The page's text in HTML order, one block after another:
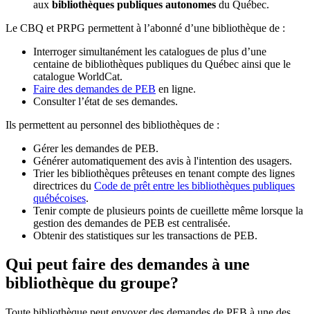
aux bibliothèques publiques autonomes du Québec.
Le CBQ et PRPG permettent à l’abonné d’une bibliothèque de :
Interroger simultanément les catalogues de plus d’une
centaine de bibliothèques publiques du Québec ainsi que le
catalogue WorldCat.
Faire des demandes de PEB en ligne.
Consulter l’état de ses demandes.
Ils permettent au personnel des bibliothèques de :
Gérer les demandes de PEB.
Générer automatiquement des avis à l'intention des usagers.
Trier les bibliothèques prêteuses en tenant compte des lignes
directrices du Code de prêt entre les bibliothèques publiques
québécoises.
Tenir compte de plusieurs points de cueillette même lorsque la
gestion des demandes de PEB est centralisée.
Obtenir des statistiques sur les transactions de PEB.
Qui peut faire des demandes à une
bibliothèque du groupe?